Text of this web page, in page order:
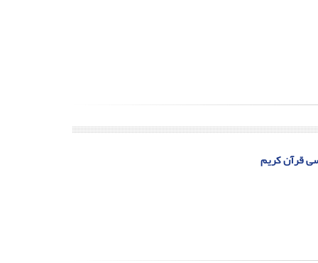
قرآن کریم